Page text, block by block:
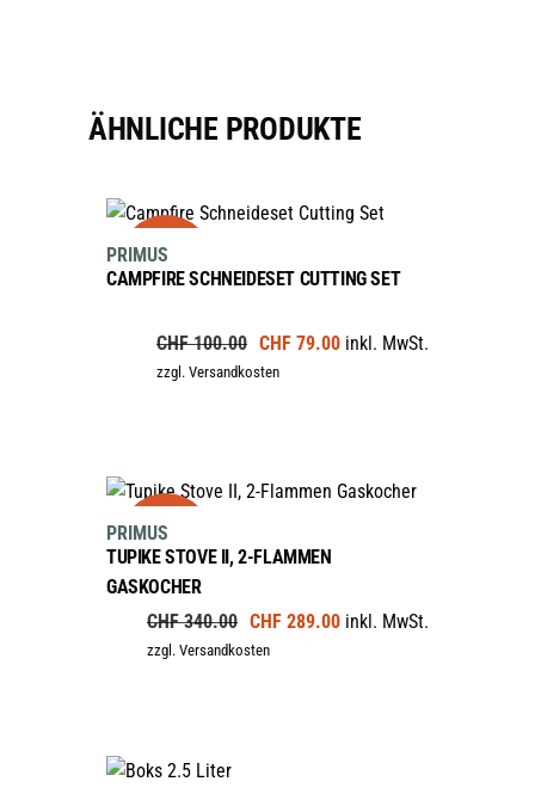
ÄHNLICHE PRODUKTE
sale
IN DEN WARENKORB
CAMPFIRE SCHNEIDESET CUTTING SET
CHF100.00 Ursprünglicher
war:
CHF 79.00Aktueller
inkl. MwSt.
zzgl. Versandkosten
PRIMUS
sale
IN DEN WARENKORB
TUPIKE STOVE II, 2-FLAMMEN
GASKOCHER
CHF340.00 Ursprünglicher
Preis
war:
CHF 289.00Aktueller
inkl. MwSt.
zzgl. Versandkosten
PRIMUS
IN DEN WARENKORB